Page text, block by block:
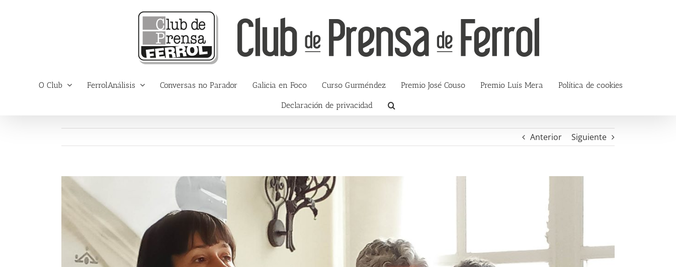
O Club FerrolAnálisis Conversas no Parador Galicia en Foco Curso Gurméndez Premio José Couso Premio Luís Mera Política de cookies
Declaración de privacidad
Anterior Siguiente
Ver
imagen
grande